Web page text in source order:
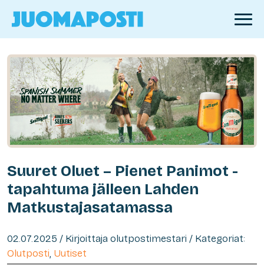
Suuret Oluet – Pienet Panimot -
tapahtuma jälleen Lahden
Matkustajasatamassa
02.07.2025 / Kirjoittaja olutpostimestari / Kategoriat:
Olutposti, Uutiset